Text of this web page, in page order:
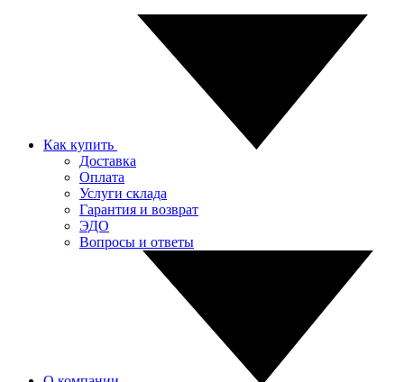
Как купить
Доставка
Оплата
Услуги склада
Гарантия и возврат
ЭДО
Вопросы и ответы